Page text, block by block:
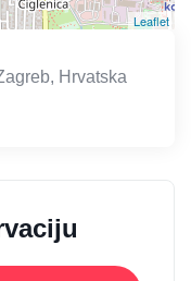
Leaflet
Hrvatska